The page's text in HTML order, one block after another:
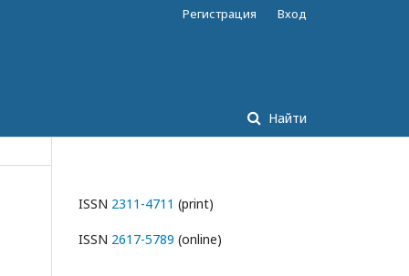
Найти
Регистрация Вход
ISSN 2311-4711 (print)
ISSN 2617-5789 (online)